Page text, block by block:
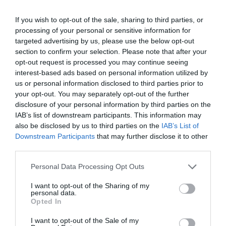
If you wish to opt-out of the sale, sharing to third parties, or
processing of your personal or sensitive information for
targeted advertising by us, please use the below opt-out
section to confirm your selection. Please note that after your
opt-out request is processed you may continue seeing
interest-based ads based on personal information utilized by
us or personal information disclosed to third parties prior to
your opt-out. You may separately opt-out of the further
disclosure of your personal information by third parties on the
IAB’s list of downstream participants. This information may
also be disclosed by us to third parties on the IAB’s List of
Downstream Participants that may further disclose it to other
Please note that this website/app uses one or more Google
not limited to your visit or usage behaviour. You may click to
grant or deny consent to Google and its third-party tags to
use your data for below specified purposes in below Google
consent section.
Personal Data Processing Opt Outs
I want to opt-out of the Sharing of my
personal data.
Opted In
I want to opt-out of the Sale of my
ahol a külföldi vendégek által eltöltött éjszakák
száma 11%-kal nagyobb volt az egy évvel korábbinál.
A magán- és egyéb szálláshelyeken eltöltött
külföldivendég-éjszakák száma 24%-kal nőtt 2023
októberéhez mérten. A külföldivendég-éjszakák
száma az előző év azonos időszakához viszonyítva a
legerőteljesebben Gyula és térségében emelkedett
(20%-kal), a leginkább pedig a Budapest környéke
turisztikai térségben esett vissza (11%-kal).
A Balatonnál 16, Budapesten 15%-kal nőtt a
turisztikai szálláshelyeken eltöltött külföldivendég-
fővárosban rendezett jelentős sportesemények is
hozzájárultak.